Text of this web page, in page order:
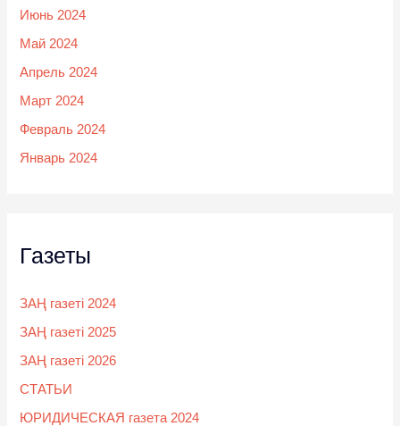
Июнь 2024
Май 2024
Апрель 2024
Март 2024
Февраль 2024
Январь 2024
Газеты
ЗАҢ газеті 2024
ЗАҢ газеті 2025
ЗАҢ газеті 2026
СТАТЬИ
ЮРИДИЧЕСКАЯ газета 2024